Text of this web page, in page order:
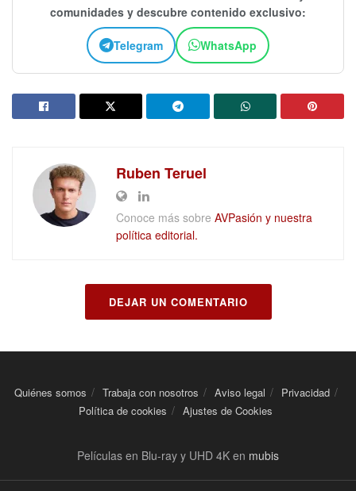
comunidades y descubre contenido exclusivo:
Telegram WhatsApp
Ruben Teruel
Conoce más sobre AVPasión y nuestra
política editorial.
DEJAR UN COMENTARIO
Quiénes somos Trabaja con nosotros Aviso legal
Privacidad
Política de cookies
Ajustes de Cookies
Películas en Blu-ray y UHD 4K en mubis